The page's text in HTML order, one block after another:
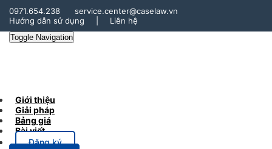
0971.654.238
service.center@caselaw.vn
Hướng dẫn sử dụng
Liên hệ
Toggle Navigation
Giới thiệu
Giải pháp
Bảng giá
Bài viết
Đăng ký